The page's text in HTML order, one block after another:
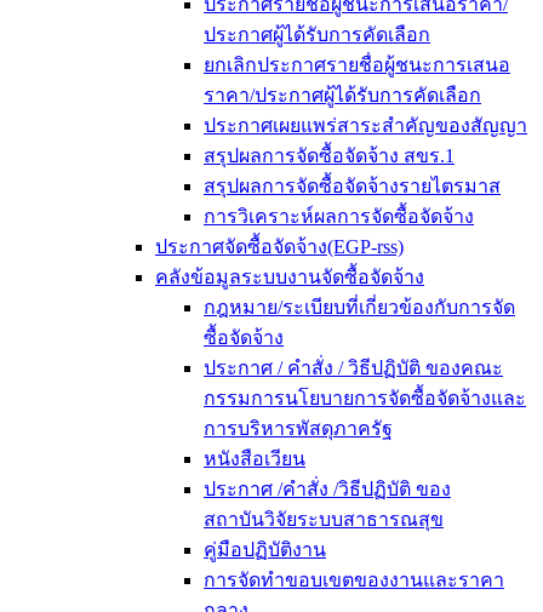
ประกาศรายชื่อผู้ชนะการเสนอราคา/
ประกาศผู้ได้รับการคัดเลือก
ยกเลิกประกาศรายชื่อผู้ชนะการเสนอ
ราคา/ประกาศผู้ได้รับการคัดเลือก
ประกาศเผยแพร่สาระสำคัญของสัญญา
สรุปผลการจัดซื้อจัดจ้าง สขร.1
สรุปผลการจัดซื้อจัดจ้างรายไตรมาส
การวิเคราะห์ผลการจัดซื้อจัดจ้าง
ประกาศจัดซื้อจัดจ้าง(EGP-rss)
คลังข้อมูลระบบงานจัดซื้อจัดจ้าง
กฎหมาย/ระเบียบที่เกี่ยวข้องกับการจัด
ซื้อจัดจ้าง
ประกาศ / คำสั่ง / วิธีปฏิบัติ ของคณะ
กรรมการนโยบายการจัดซื้อจัดจ้างและ
การบริหารพัสดุภาครัฐ
หนังสือเวียน
ประกาศ /คำสั่ง /วิธีปฏิบัติ ของ
สถาบันวิจัยระบบสาธารณสุข
คู่มือปฏิบัติงาน
การจัดทำขอบเขตของงานและราคา